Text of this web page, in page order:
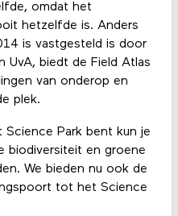
omdat het
hetzelfde is. Anders
is vastgesteld is door
UvA, biedt de Field Atlas
van onderop en
plek.
Park bent kun je
biodiversiteit en groene
We bieden nu ook de
tot het Science